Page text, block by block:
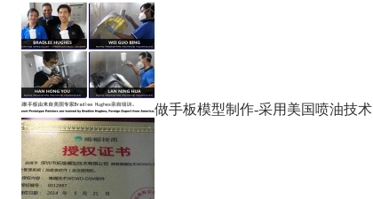
做手板模型制作-采用美国喷油技术